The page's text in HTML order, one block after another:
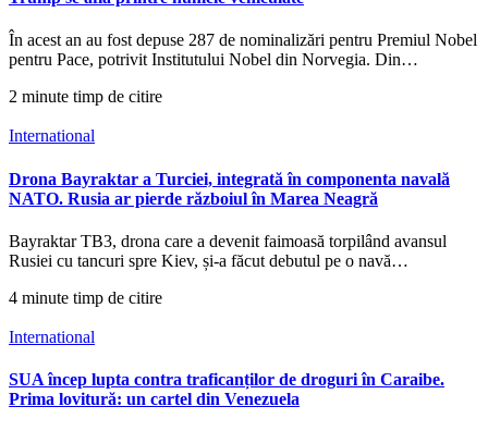
În acest an au fost depuse 287 de nominalizări pentru Premiul Nobel
pentru Pace, potrivit Institutului Nobel din Norvegia. Din…
2 minute timp de citire
International
Drona Bayraktar a Turciei, integrată în componenta navală
NATO. Rusia ar pierde războiul în Marea Neagră
Bayraktar TB3, drona care a devenit faimoasă torpilând avansul
Rusiei cu tancuri spre Kiev, și-a făcut debutul pe o navă…
4 minute timp de citire
International
SUA încep lupta contra traficanților de droguri în Caraibe.
Prima lovitură: un cartel din Venezuela